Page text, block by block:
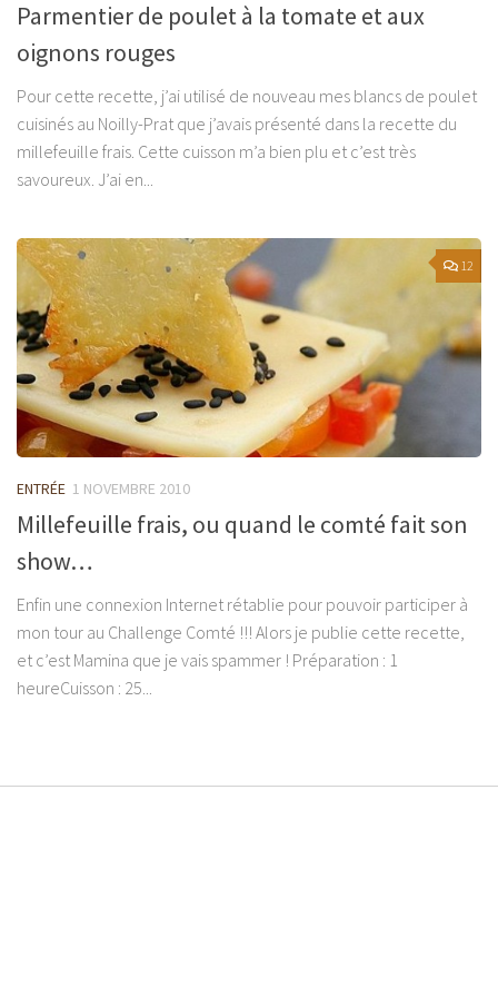
Parmentier de poulet à la tomate et aux
oignons rouges
Pour cette recette, j’ai utilisé de nouveau mes blancs de poulet
cuisinés au Noilly-Prat que j’avais présenté dans la recette du
millefeuille frais. Cette cuisson m’a bien plu et c’est très
savoureux. J’ai en...
12
ENTRÉE 1 NOVEMBRE 2010
Millefeuille frais, ou quand le comté fait son
show…
Enfin une connexion Internet rétablie pour pouvoir participer à
mon tour au Challenge Comté !!! Alors je publie cette recette,
et c’est Mamina que je vais spammer ! Préparation : 1
heureCuisson : 25...